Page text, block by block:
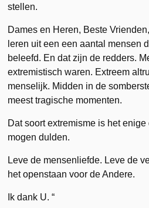
stellen.
Dames en Heren, Beste
leren uit een een aantal mensen
beleefd. En dat zijn de redders.
extremistisch waren. Extreem
menselijk. Midden in de
meest tragische momenten.
Dat soort extremisme is het
mogen dulden.
Leve de mensenliefde. Leve de
het openstaan voor de Andere.
Ik dank U. “